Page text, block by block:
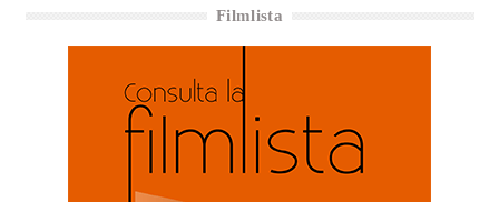
Filmlista